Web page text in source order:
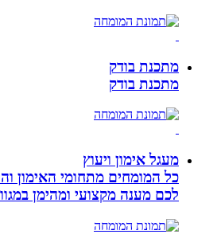
מתכנת בודק
מתכנת בודק
מעגל אימון ויעוץ
כל המומחים מתחומי האימון
לכם מענה מקצועי ומהימן במגוון